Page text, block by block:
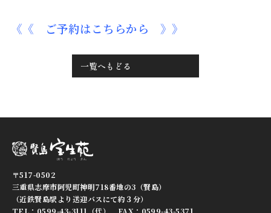
《《 ご予約はこちらから 》》
一覧へもどる
〒517-0502
三重県志摩市阿児町神明718番地の3（賢島）
（近鉄賢島駅より送迎バスにて約３分）